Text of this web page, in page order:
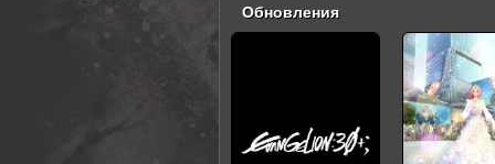
Обновления